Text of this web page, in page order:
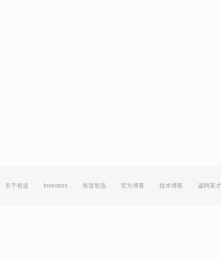
关于有道 Investors 有道智选 官方博客 技术博客 诚聘英才